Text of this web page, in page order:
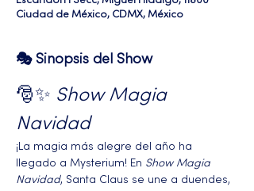
Ciudad de México, CDMX, México
🎭 Sinopsis del Show
🎅✨ Show Magia
Navidad
¡La magia más alegre del año ha
llegado a Mysterium! En Show Magia
Navidad, Santa Claus se une a duendes,